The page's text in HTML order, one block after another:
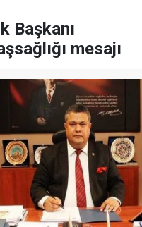
Başkanı
mesajı